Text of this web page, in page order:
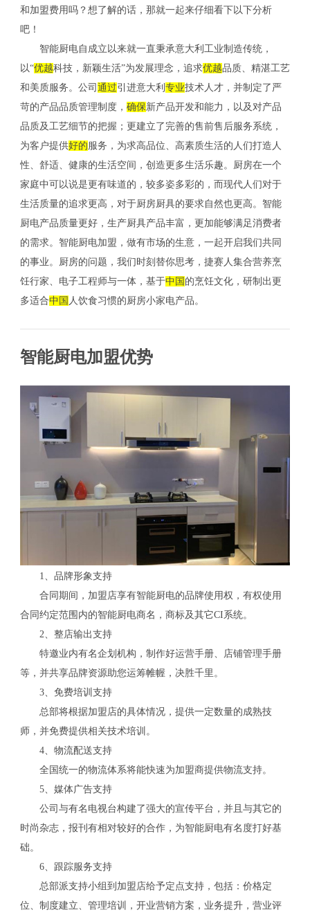
和加盟费用吗？想了解的话，那就一起来仔细看下以下分析
吧！
智能厨电自成立以来就一直秉承意大利工业制造传统，
以“优越科技，新颖生活”为发展理念，追求优越品质、精湛工艺
和美质服务。公司 通过引进意大利 专业技术人才，并制定了严
苛的产品品质管理制度， 确保新产品开发和能力，以及对产品
品质及工艺细节的把握；更建立了完善的售前售后服务系统，
为客户提供好的服务，为求高品位、高素质生活的人们打造人
性、舒适、健康的生活空间，创造更多生活乐趣。厨房在一个
家庭中可以说是更有味道的，较多姿多彩的，而现代人们对于
生活质量的追求更高，对于厨房厨具的要求自然也更高。智能
厨电产品质量更好，生产厨具产品丰富，更加能够满足消费者
的需求。智能厨电加盟，做有市场的生意，一起开启我们共同
的事业。厨房的问题，我们时刻替你思考，捷赛人集合营养烹
饪行家、电子工程师与一体，基于中国 的烹饪文化，研制出更
多适合中国 人饮食习惯的厨房小家电产品。
智能厨电加盟优势
1、品牌形象支持
合同期间，加盟店享有智能厨电的品牌使用权，有权使用
合同约定范围内的智能厨电商名，商标及其它CI系统。
2、整店输出支持
特邀业内有名企划机构，制作好运营手册、店铺管理手册
等，并共享品牌资源助您运筹帷幄，决胜千里。
3、免费培训支持
总部将根据加盟店的具体情况，提供一定数量的成熟技
师，并免费提供相关技术培训。
4、物流配送支持
全国统一的物流体系将能快速为加盟商提供物流支持。
5、媒体广告支持
公司与有名电视台构建了强大的宣传平台，并且与其它的
时尚杂志，报刊有相对较好的合作，为智能厨电有名度打好基
础。
6、跟踪服务支持
总部派支持小组到加盟店给予定点支持，包括：价格定
位、制度建立、管理培训，开业营销方案，业务提升，营业评